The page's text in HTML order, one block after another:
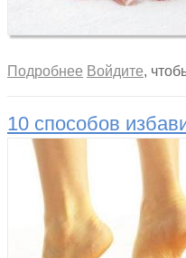
Подробнее о Что вызывает
Войдите,
10 способов